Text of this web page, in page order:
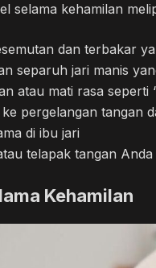
selama kehamilan
dan terbakar
separuh jari manis
atau mati rasa seperti
pergelangan tangan
di ibu jari
telapak tangan
Kehamilan